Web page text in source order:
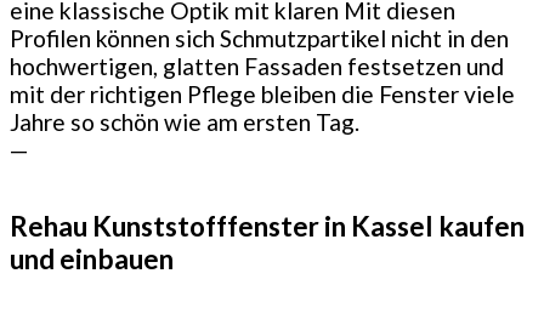
eine klassische Optik mit klaren Mit diesen
Profilen können sich Schmutzpartikel nicht in den
hochwertigen, glatten Fassaden festsetzen und
mit der richtigen Pflege bleiben die Fenster viele
Jahre so schön wie am ersten Tag.
—
Rehau Kunststofffenster in Kassel kaufen
und einbauen